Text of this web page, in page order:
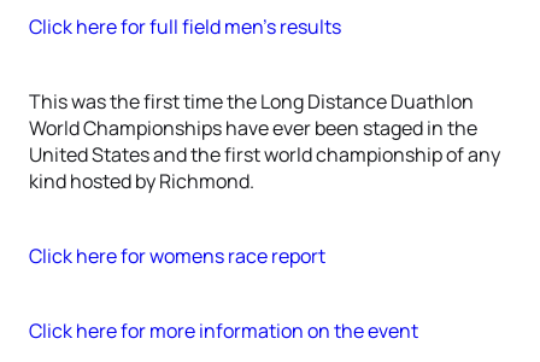
Click here for full field men’s results
This was the first time the Long Distance Duathlon
World Championships have ever been staged in the
United States and the first world championship of any
kind hosted by Richmond.
Click here for womens race report
Click here for more information on the event